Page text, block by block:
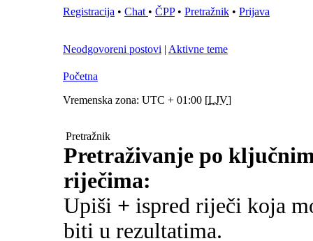
Registracija • Chat • ČPP• Pretražnik • Prijava
Neodgovoreni postovi | Aktivne teme
Početna
Vremenska zona: UTC + 01:00 [LJV]
Pretražnik
Pretraživanje po
riječima:
Upiši + ispred riječi koja
biti u rezultatima.